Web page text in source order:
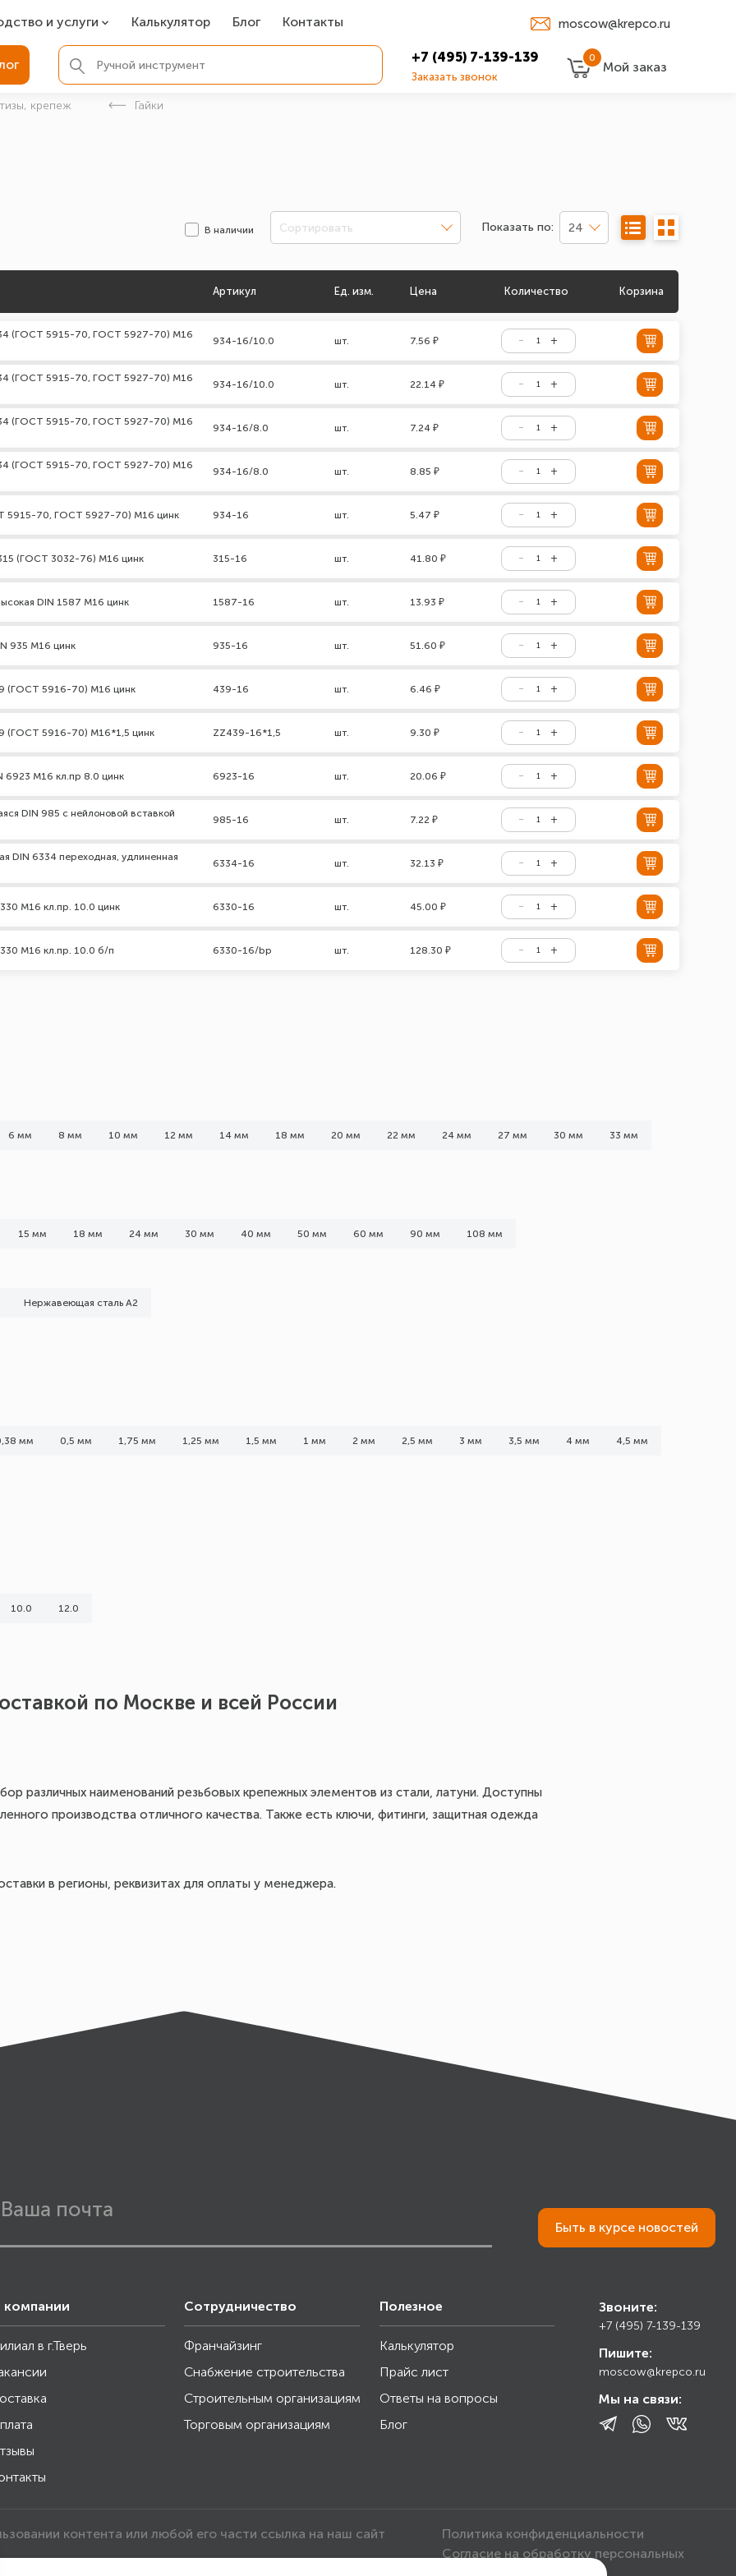
и услуги
фундамента
Калькулятор Блог Контакты moscow@krepco.ru
+7 (495) 7-139-139
Заказать звонок
0
Мой заказ
крепеж Гайки
В наличии Сортировать Показать по: 24
Артикул Ед. изм. Цена Количество Корзина
(ГОСТ 5915-70, ГОСТ 5927-70) М16
934-16/10.0 шт. 7.56 ₽
(ГОСТ 5915-70, ГОСТ 5927-70) М16
934-16/10.0 шт. 22.14 ₽
(ГОСТ 5915-70, ГОСТ 5927-70) М16
934-16/8.0 шт. 7.24 ₽
(ГОСТ 5915-70, ГОСТ 5927-70) М16
934-16/8.0 шт. 8.85 ₽
5915-70, ГОСТ 5927-70) М16 цинк 934-16 шт. 5.47 ₽
(ГОСТ 3032-76) М16 цинк 315-16 шт. 41.80 ₽
DIN 1587 М16 цинк 1587-16 шт. 13.93 ₽
935 М16 цинк 935-16 шт. 51.60 ₽
(ГОСТ 5916-70) М16 цинк 439-16 шт. 6.46 ₽
(ГОСТ 5916-70) М16*1,5 цинк ZZ439-16*1,5 шт. 9.30 ₽
6923 М16 кл.пр 8.0 цинк 6923-16 шт. 20.06 ₽
DIN 985 с нейлоновой вставкой
985-16 шт. 7.22 ₽
DIN 6334 переходная, удлиненная
6334-16 шт. 32.13 ₽
М16 кл.пр. 10.0 цинк 6330-16 шт. 45.00 ₽
М16 кл.пр. 10.0 б/п 6330-16/bp шт. 128.30 ₽
6 мм 8 мм 10 мм 12 мм 14 мм 18 мм 20 мм 22 мм 24 мм 27 мм 30 мм 33 мм
15 мм 18 мм 24 мм 30 мм 40 мм 50 мм 60 мм 90 мм 108 мм
Нержавеющая сталь А2
мм 0,5 мм 1,75 мм 1,25 мм 1,5 мм 1 мм 2 мм 2,5 мм 3 мм 3,5 мм 4 мм 4,5 мм
10.0 12.0
по Москве и всей России
различных наименований резьбовых крепежных элементов из стали, латуни. Доступны
производства отличного качества. Также есть ключи, фитинги, защитная одежда
в регионы, реквизитах для оплаты у менеджера.
Быть в курсе новостей
в г.Тверь
Сотрудничество
Франчайзинг
Снабжение строительства
Строительным организациям
Торговым организациям
Полезное
Калькулятор
Прайс лист
Ответы на вопросы
Блог
Звоните:
+7 (495) 7-139-139
Пишите:
moscow@krepco.ru
Мы на связи:
контента или любой его части ссылка на наш сайт
Политика конфиденциальности
Согласие на обработку персональных